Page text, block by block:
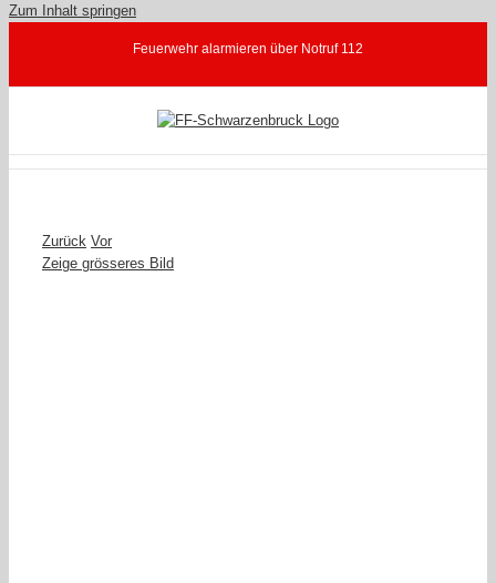
Zum Inhalt springen
Feuerwehr alarmieren über Notruf 112
Zurück Vor
Zeige grösseres Bild